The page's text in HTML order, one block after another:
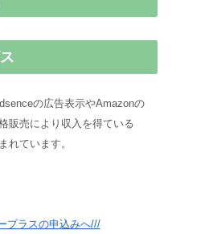
の広告表示やAmazonの
販売により収入を得ている
れています。
プラスの申込みへ///